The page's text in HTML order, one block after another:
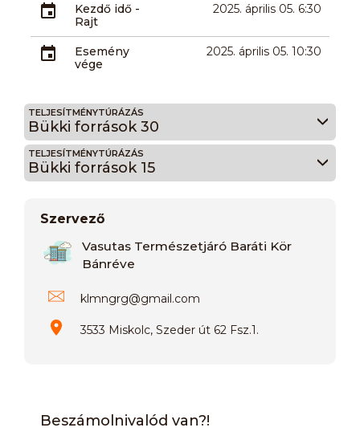
Kezdő idő -
Rajt
2025. április 05. 6:30
Esemény
vége
2025. április 05. 10:30
TELJESÍTMÉNYTÚRÁZÁS
Bükki források 30
TELJESÍTMÉNYTÚRÁZÁS
Bükki források 15
Szervező
Vasutas Természetjáró Baráti Kör
Bánréve
klmngrg@gmail.com
3533 Miskolc, Szeder út 62 Fsz.1.
Beszámolnivalód van?!